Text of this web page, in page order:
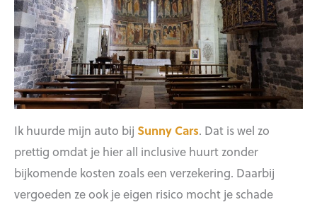
Ik huurde mijn auto bij Sunny Cars. Dat is wel zo
prettig omdat je hier all inclusive huurt zonder
bijkomende kosten zoals een verzekering. Daarbij
vergoeden ze ook je eigen risico mocht je schade